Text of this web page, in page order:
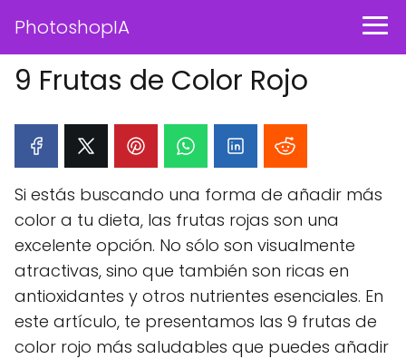
PhotoshopIA
9 Frutas de Color Rojo
Si estás buscando una forma de añadir más
color a tu dieta, las frutas rojas son una
excelente opción. No sólo son visualmente
atractivas, sino que también son ricas en
antioxidantes y otros nutrientes esenciales. En
este artículo, te presentamos las 9 frutas de
color rojo más saludables que puedes añadir